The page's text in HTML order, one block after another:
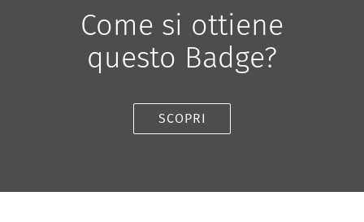
Come si ottiene
questo Badge?
SCOPRI